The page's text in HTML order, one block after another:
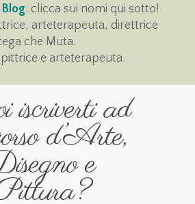
Blog: clicca sui nomi qui sotto!
arteterapeuta, direttrice
che Muta.
e arteterapeuta.
ad
d’Arte,
e